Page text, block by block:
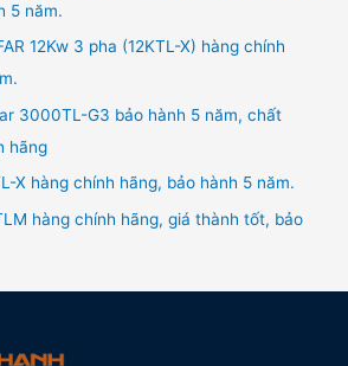
5 năm.
12Kw 3 pha (12KTL-X) hàng chính
3000TL-G3 bảo hành 5 năm, chất
hãng
X hàng chính hãng, bảo hành 5 năm.
hàng chính hãng, giá thành tốt, bảo